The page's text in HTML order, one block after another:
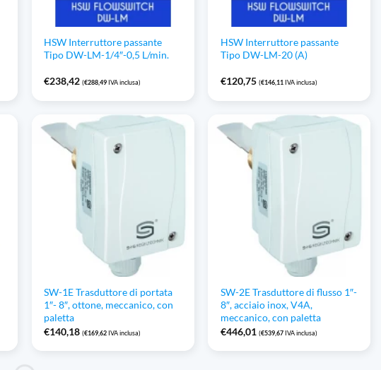
HSW Interruttore passante
Tipo DW-LM-1/4″-0,5 L/min.
€238,42 (€288,49 IVA inclusa)
HSW Interruttore passante
Tipo DW-LM-20 (A)
€120,75 (€146,11IVA inclusa)
SW-1E Trasduttore di portata
1″- 8″, ottone, meccanico, con
paletta
€140,18 (€169,62 IVA inclusa)
SW-2E Trasduttore di flusso 1″-
8″, acciaio inox, V4A,
meccanico, con paletta
€446,01 (€539,67IVA inclusa)